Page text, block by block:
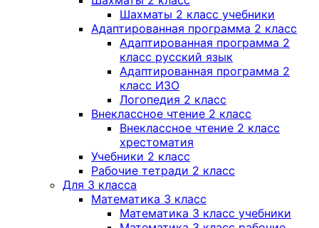
Шахматы 2 класс учебники
Адаптированная программа 2 класс
Адаптированная программа 2
класс русский язык
Адаптированная программа 2
класс ИЗО
Логопедия 2 класс
Внеклассное чтение 2 класс
Внеклассное чтение 2 класс
хрестоматия
Учебники 2 класс
Рабочие тетради 2 класс
Для 3 класса
Математика 3 класс
Математика 3 класс учебники